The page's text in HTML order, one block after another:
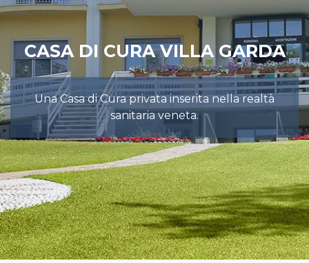
CASA DI CURA VILLA GARDA
Una Casa di Cura privata inserita nella realtà
sanitaria veneta.